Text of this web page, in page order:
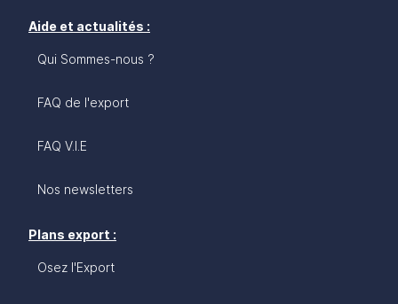
Aide et actualités :
Qui Sommes-nous ?
FAQ de l'export
FAQ V.I.E
Nos newsletters
Plans export :
Osez l'Export